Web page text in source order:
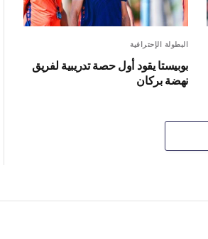
البطولة الإحترافية
بوبيستا يقود أول حصة تدريبية لفريق
نهضة بركان